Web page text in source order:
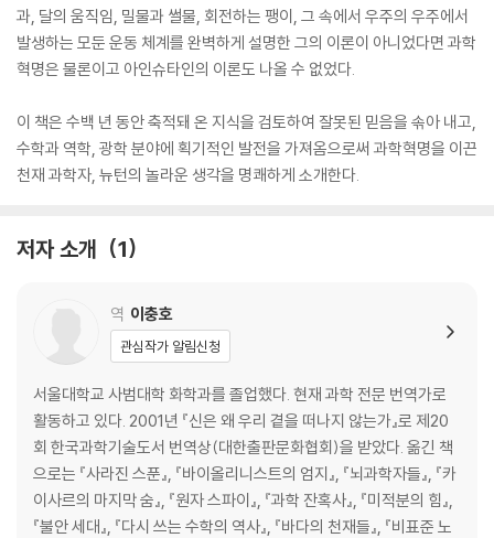
과, 달의 움직임, 밀물과 썰물, 회전하는 팽이, 그 속에서 우주의 우주에서
발생하는 모둔 운동 체계를 완벽하게 설명한 그의 이론이 아니었다면 과학
혁명은 물론이고 아인슈타인의 이론도 나올 수 없었다.
이 책은 수백 년 동안 축적돼 온 지식을 검토하여 잘못된 믿음을 솎아 내고,
수학과 역학, 광학 분야에 획기적인 발전을 가져옴으로써 과학혁명을 이끈
천재 과학자, 뉴턴의 놀라운 생각을 명쾌하게 소개한다.
저자 소개 1
역 이충호
관심작가 알림신청
서울대학교 사범대학 화학과를 졸업했다. 현재 과학 전문 번역가로
활동하고 있다. 2001년 『신은 왜 우리 곁을 떠나지 않는가』로 제20
회 한국과학기술도서 번역상(대한출판문화협회)을 받았다. 옮긴 책
으로는 『사라진 스푼』, 『바이올리니스트의 엄지』, 『뇌과학자들』, 『카
이사르의 마지막 숨』, 『원자 스파이』, 『과학 잔혹사』, 『미적분의 힘』,
『불안 세대』, 『다시 쓰는 수학의 역사』, 『바다의 천재들』, 『비표준 노